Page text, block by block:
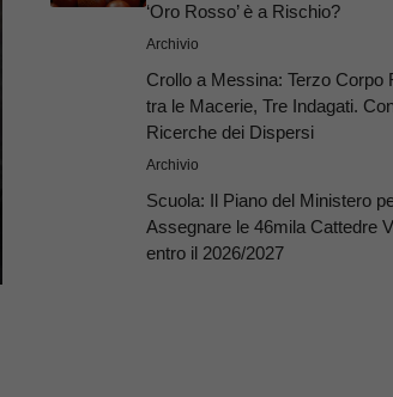
‘Oro Rosso’ è a Rischio?
Archivio
Crollo a Messina: Terzo Corpo
tra le Macerie, Tre Indagati.
Ricerche dei Dispersi
Archivio
Scuola: Il Piano del Ministero
Assegnare le 46mila Cattedre
entro il 2026/2027